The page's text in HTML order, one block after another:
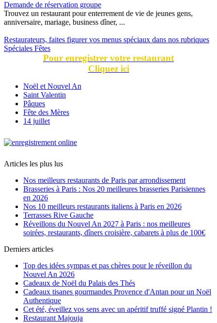
Demande de réservation groupe
Trouvez un restaurant pour enterrement de vie de jeunes gens,
anniversaire, mariage, business dîner, ...
Restaurateurs, faites figurer vos menus spéciaux dans nos rubriques
Spéciales Fêtes
Pour enregistrer votre restaurant
Cliquez ici
Noël et Nouvel An
Saint Valentin
Pâques
Fête des Mères
14 juillet
Articles les plus lus
Nos meilleurs restaurants de Paris par arrondissement
Brasseries à Paris : Nos 20 meilleures brasseries Parisiennes
en 2026
Nos 10 meilleurs restaurants italiens à Paris en 2026
Terrasses Rive Gauche
Réveillons du Nouvel An 2027 à Paris : nos meilleures
soirées, restaurants, dîners croisière, cabarets à plus de 100€
Derniers articles
Top des idées sympas et pas chères pour le réveillon du
Nouvel An 2026
Cadeaux de Noël du Palais des Thés
Cadeaux tisanes gourmandes Provence d'Antan pour un Noël
Authentique
Cet été, éveillez vos sens avec un apéritif truffé signé Plantin !
Restaurant Majouja